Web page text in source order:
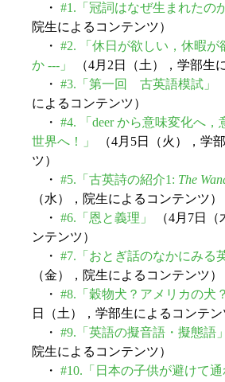
・ #1.「冠詞はなぜ生まれたの
院生によるコンテンツ）
・ #2. 「休日が欲しい，休暇が
か ---」
（4月2日（土），学部生
・ #3.「第一回 古英語模試」
によるコンテンツ）
・ #4. 「deer から意味変化へ
世界へ！」
（4月5日（火），学
ツ）
・ #5.「古英詩の紹介1: The
（水），院生によるコンテンツ）
・ #6.「恩と義理」
（4月7日
ンテンツ）
・ #7.「おとぎ話のなかにみる
（金），院生によるコンテンツ）
・ #8.「穀物犬？アメリカの犬
日（土），学部生によるコンテン
・ #9.「英語の擬音語・擬態語」
院生によるコンテンツ）
・ #10.「日本の子供が避けて通